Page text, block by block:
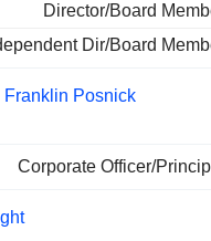
Director/Board
Dir/Board
Franklin Posnick
Corporate Officer/